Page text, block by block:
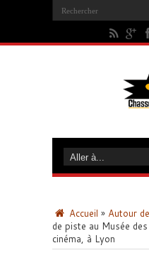
Accueil » Autour
de piste au Musée
cinéma, à Lyon